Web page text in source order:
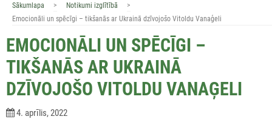
Sākumlapa > Notikumi izglītībā
>
Emocionāli un spēcīgi – tikšanās ar Ukrainā dzīvojošo Vitoldu Vanaģeli
EMOCIONĀLI UN SPĒCĪGI –
TIKŠANĀS AR UKRAINĀ
DZĪVOJOŠO VITOLDU VANAĢELI
4. aprīlis, 2022